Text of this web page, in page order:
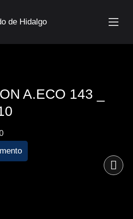
A.ECO 143 _